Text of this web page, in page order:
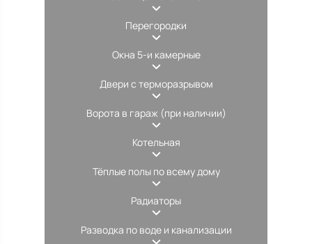
Перегородки
Окна 5-и камерные
Двери с терморазрывом
Ворота в гараж (при наличии)
Котельная
Тёплые полы по всему дому
Радиаторы
Разводка по воде и канализации